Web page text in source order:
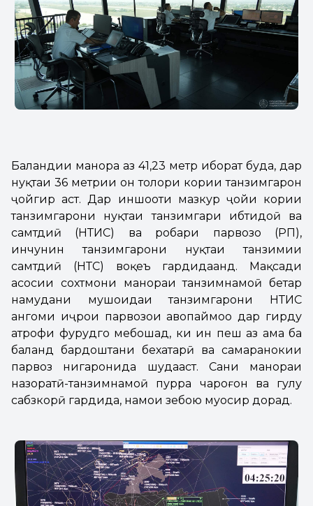
Баландии манора аз 41,23 метр иборат буда, дар
нуқтаи 36 метрии он толори кории танзимгарон
ҷойгир аст. Дар иншооти мазкур ҷойи кории
танзимгарони нуқтаи танзимгари ибтидоӣ ва
самтдиҳӣ (НТИС) ва роҳбари парвозҳо (РП),
инчунин танзимгарони нуқтаи танзимии
самтдиҳӣ (НТС) воқеъ гардидаанд. Мақсади
асосии сохтмони манораи танзимнамоӣ беҳтар
намудани мушоҳидаи танзимгарони НТИС
ҳангоми иҷрои парвозҳои ҳавопаймоҳо дар гирду
атрофи фурудгоҳ мебошад, ки ин пеш аз ҳама ба
баланд бардоштани бехатарӣ ва самаранокии
парвоз нигаронида шудааст. Саҳни манораи
назоратӣ-танзимнамоӣ пурра чароғон ва гулу
сабзкорӣ гардида, намои зебою муосир дорад.